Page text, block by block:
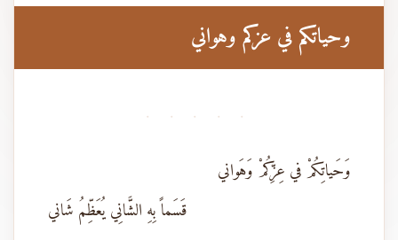
وحياتكم في عزكم وهواني
· · · · ·
وَحَياتِكُمْ في عِزِّكُمْ وَهَواني
قَسَماً بِهِ الشَّانِي يُعَظِّمُ شَاني